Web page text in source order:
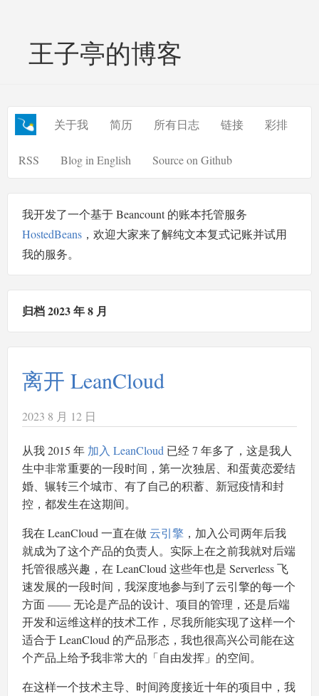
王子亭的博客
关于我 简历 所有日志 链接 彩排
RSS Blog in English Source on Github
我开发了一个基于 Beancount 的账本托管服务
HostedBeans ，欢迎大家来了解纯文本复式记账并试用
我的服务。
归档 2023 年 8 月
离开 LeanCloud
2023 8 月 12 日
从我 2015 年 加入 LeanCloud 已经 7 年多了，这是我人
生中非常重要的一段时间，第一次独居、和蛋黄恋爱结
婚、辗转三个城市、有了自己的积蓄、新冠疫情和封
控，都发生在这期间。
我在 LeanCloud 一直在做云引擎 ，加入公司两年后我
就成为了这个产品的负责人。实际上在之前我就对后端
托管很感兴趣，在 LeanCloud 这些年也是 Serverless 飞
速发展的一段时间，我深度地参与到了云引擎的每一个
方面 —— 无论是产品的设计、项目的管理，还是后端
开发和运维这样的技术工作，尽我所能实现了这样一个
适合于 LeanCloud 的产品形态，我也很高兴公司能在这
个产品上给予我非常大的「自由发挥」的空间。
在这样一个技术主导、时间跨度接近十年的项目中，我